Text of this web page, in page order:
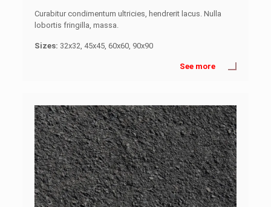
Curabitur condimentum ultricies, hendrerit lacus. Nulla
lobortis fringilla, massa.
Sizes: 32x32, 45x45, 60x60, 90x90
See more